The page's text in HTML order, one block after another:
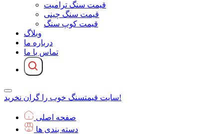
قیمت سنگ ترامیت
قیمت سنگ چینی
قیمت کوپ سنگ
وبلاگ
درباره ما
تماس با ما
سایت قیمتسنگ خوب را گران نخرید!
صفحه اصلی
دسته بندی ها